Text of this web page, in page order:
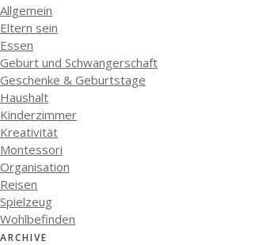
Allgemein
Eltern sein
Essen
Geburt und Schwangerschaft
Geschenke & Geburtstage
Haushalt
Kinderzimmer
Kreativität
Montessori
Organisation
Reisen
Spielzeug
Wohlbefinden
ARCHIVE